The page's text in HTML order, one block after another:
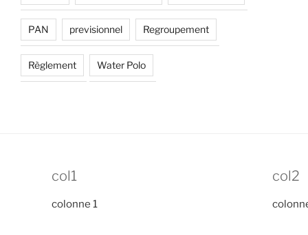
PAN previsionnel Regroupement
Règlement Water Polo
col1
colonne 1
col2